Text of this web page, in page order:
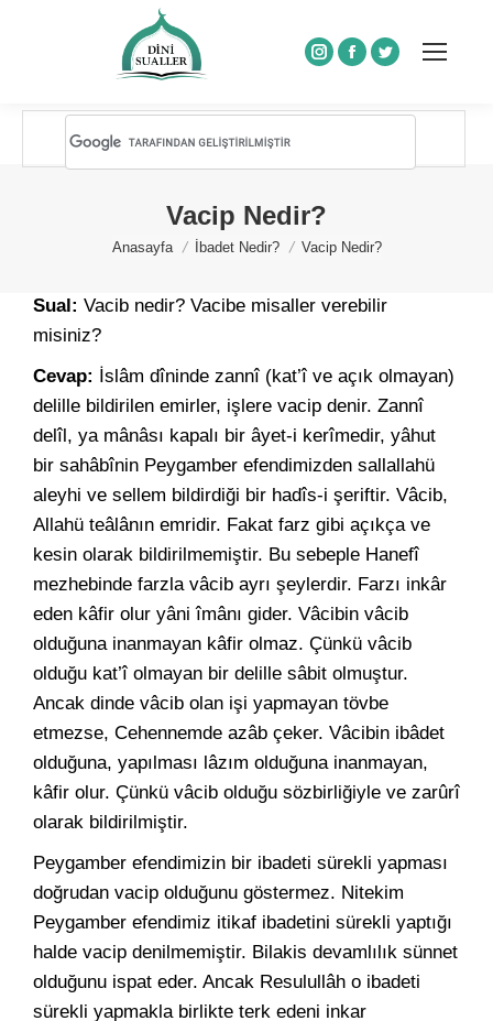
Instagram
Facebook
Twitter
Vacip Nedir?
You are here:
Anasayfa İbadet Nedir? Vacip Nedir?
Sual: Vacib nedir? Vacibe misaller verebilir
misiniz?
Cevap: İslâm dîninde zannî (kat’î ve açık olmayan)
delille bildirilen emirler, işlere vacip denir. Zannî
delîl, ya mânâsı kapalı bir âyet-i kerîmedir, yâhut
bir sahâbînin Peygamber efendimizden sallallahü
aleyhi ve sellem bildirdiği bir hadîs-i şeriftir. Vâcib,
Allahü teâlânın emridir. Fakat farz gibi açıkça ve
kesin olarak bildirilmemiştir. Bu sebeple Hanefî
mezhebinde farzla vâcib ayrı şeylerdir. Farzı inkâr
eden kâfir olur yâni îmânı gider. Vâcibin vâcib
olduğuna inanmayan kâfir olmaz. Çünkü vâcib
olduğu kat’î olmayan bir delille sâbit olmuştur.
Ancak dinde vâcib olan işi yapmayan tövbe
etmezse, Cehennemde azâb çeker. Vâcibin ibâdet
olduğuna, yapılması lâzım olduğuna inanmayan,
kâfir olur. Çünkü vâcib olduğu sözbirliğiyle ve zarûrî
olarak bildirilmiştir.
Peygamber efendimizin bir ibadeti sürekli yapması
doğrudan vacip olduğunu göstermez. Nitekim
Peygamber efendimiz itikaf ibadetini sürekli yaptığı
halde vacip denilmemiştir. Bilakis devamlılık sünnet
olduğunu ispat eder. Ancak Resulullâh o ibadeti
sürekli yapmakla birlikte terk edeni inkar